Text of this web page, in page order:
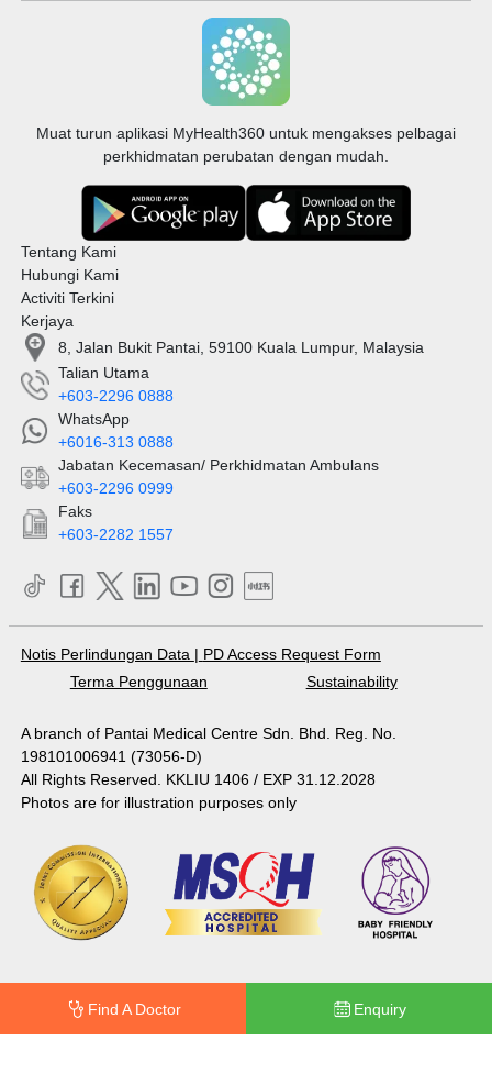
Muat turun aplikasi MyHealth360 untuk mengakses pelbagai
perkhidmatan perubatan dengan mudah.
Tentang Kami
Hubungi Kami
Activiti Terkini
Kerjaya
8, Jalan Bukit Pantai, 59100 Kuala Lumpur, Malaysia
Talian Utama
+603-2296 0888
WhatsApp
+6016-313 0888
Jabatan Kecemasan/ Perkhidmatan Ambulans
+603-2296 0999
Faks
+603-2282 1557
Notis Perlindungan Data | PD Access Request Form
Terma Penggunaan
Sustainability
A branch of Pantai Medical Centre Sdn. Bhd. Reg. No.
198101006941 (73056-D)
All Rights Reserved. KKLIU 1406 / EXP 31.12.2028
Photos are for illustration purposes only
Find A Doctor Enquiry